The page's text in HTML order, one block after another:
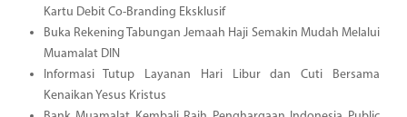
Kartu Debit Co-Branding Eksklusif
Buka Rekening Tabungan Jemaah Haji Semakin Mudah Melalui
Muamalat DIN
Informasi Tutup Layanan Hari Libur dan Cuti Bersama
Kenaikan Yesus Kristus